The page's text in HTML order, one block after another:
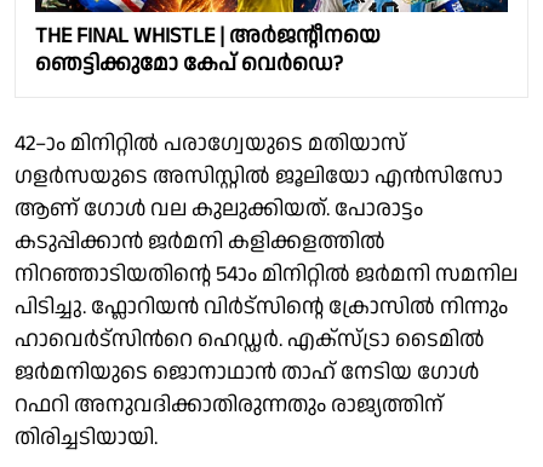
THE FINAL WHISTLE | അർജൻ്റീനയെ
ഞെട്ടിക്കുമോ കേപ് വെർഡെ?
42–ാം മിനിറ്റിൽ പരാഗ്വേയുടെ മതിയാസ്
ഗളർസയുടെ അസിസ്റ്റിൽ ജൂലിയോ എൻസിസോ
ആണ് ഗോൾ വല കുലുക്കിയത്. പോരാട്ടം
കടുപ്പിക്കാൻ ജർമനി കളിക്കളത്തിൽ
നിറഞ്ഞാടിയതിൻ്റെ 54ാം മിനിറ്റിൽ ജർമനി സമനില
പിടിച്ചു. ഫ്ലോറിയൻ വിർട്‌സിൻ്റെ ക്രോസിൽ നിന്നും
ഹാവെര്‍ട്സിന്‍റെ ഹെഡ്ഡര്‍. എക്സ്ട്രാ ടൈമില്‍
ജര്‍മനിയുടെ ജൊനാഥാന്‍ താഹ് നേടിയ ഗോള്‍
റഫറി അനുവദിക്കാതിരുന്നതും രാജ്യത്തിന്
തിരിച്ചടിയായി.